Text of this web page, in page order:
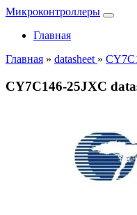
Микроконтроллеры
Главная
Главная » datasheet »
CY7C146-25JXC